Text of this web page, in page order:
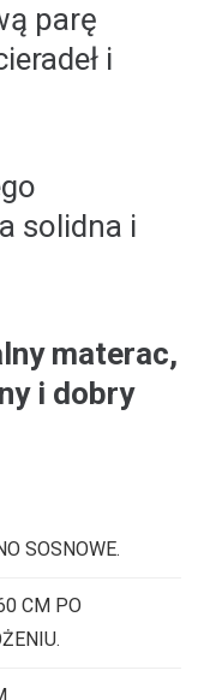
parę
i
solidna i
materac,
i dobry
SOSNOWE.
CM PO